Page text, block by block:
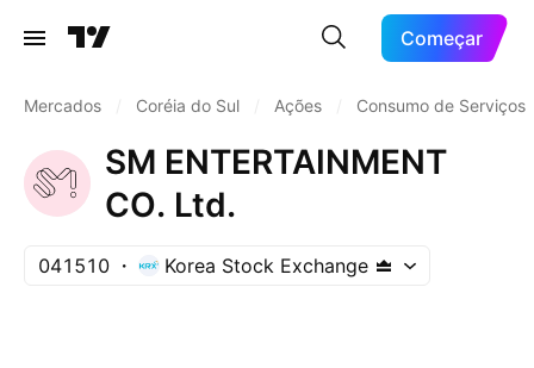
Começar
Mercados Coréia do Sul Ações Consumo de Serviços
SM ENTERTAINMENT
CO. Ltd.
041510 Korea Stock Exchange